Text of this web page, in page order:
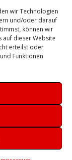
wir Technologien
und/oder darauf
können wir
auf dieser Website
erteilst oder
Funktionen
Sicherheit
Ubuntu
Veeam